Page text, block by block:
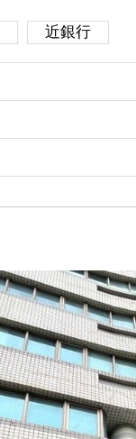
近銀行